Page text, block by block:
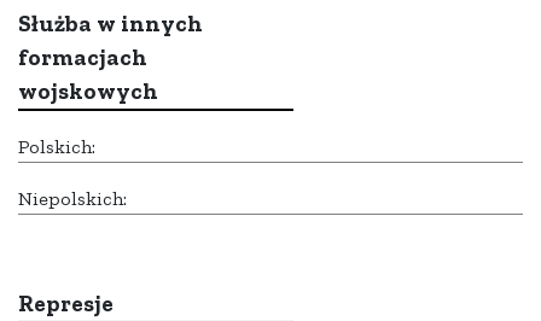
Służba w innych
formacjach
wojskowych
Polskich:
Niepolskich:
Represje